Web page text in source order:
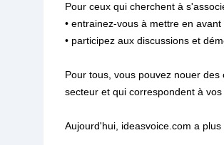
Pour ceux qui cherchent à
• entrainez-vous à mettre en
• participez aux discussions et
Pour tous, vous pouvez nouer
secteur et qui correspondent à
Aujourd'hui, ideasvoice.com a